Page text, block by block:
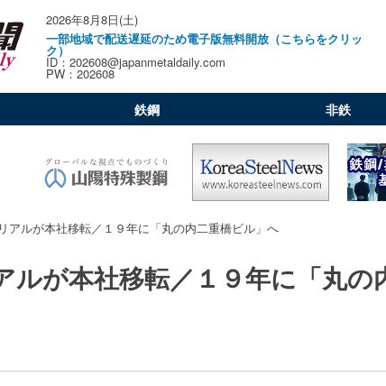
2026年8月8日(土)
一部地域で配送遅延のため電子版無料開放（こちらをクリッ
ク）
ID：202608@japanmetaldaily.com
PW：202608
鉄鋼 非鉄
アルが本社移転／１９年に「丸の内二重橋ビル」へ
ルが本社移転／１９年に「丸の